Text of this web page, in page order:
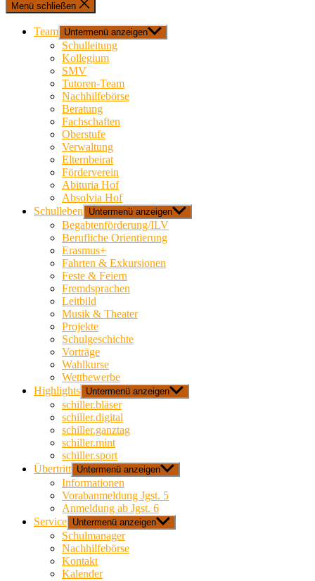
Menü schließen
Team Untermenü anzeigen
Schulleitung
Kollegium
SMV
Tutoren-Team
Nachhilfebörse
Beratung
Fachschaften
Oberstufe
Verwaltung
Elternbeirat
Förderverein
Abituria Hof
Absolvia Hof
Schulleben
Untermenü anzeigen
Begabtenförderung/ILV
Berufliche Orientierung
Erasmus+
Fahrten & Exkursionen
Feste & Feiern
Fremdsprachen
Leitbild
Musik & Theater
Projekte
Schulgeschichte
Vorträge
Wahlkurse
Wettbewerbe
Highlights Untermenü anzeigen
schiller.bläser
schiller.digital
schiller.ganztag
schiller.mint
schiller.sport
Übertritt Untermenü anzeigen
Informationen
Vorabanmeldung Jgst. 5
Anmeldung ab Jgst. 6
Service Untermenü anzeigen
Schulmanager
Nachhilfebörse
Kontakt
Kalender